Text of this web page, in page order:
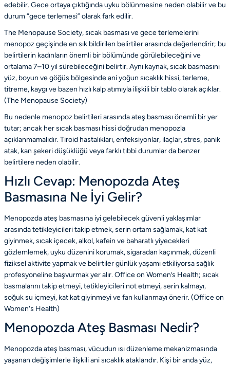
edebilir. Gece ortaya çıktığında uyku bölünmesine neden olabilir ve bu
durum “gece terlemesi” olarak fark edilir.
The Menopause Society, sıcak basması ve gece terlemelerini
menopoz geçişinde en sık bildirilen belirtiler arasında değerlendirir; bu
belirtilerin kadınların önemli bir bölümünde görülebileceğini ve
ortalama 7–10 yıl sürebileceğini belirtir. Aynı kaynak, sıcak basmasını
yüz, boyun ve göğüs bölgesinde ani yoğun sıcaklık hissi, terleme,
titreme, kaygı ve bazen hızlı kalp atımıyla ilişkili bir tablo olarak açıklar.
(The Menopause Society)
Bu nedenle menopoz belirtileriarasında ateş basması önemli bir yer
tutar; ancak her sıcak basması hissi doğrudan menopozla
açıklanmamalıdır. Tiroid hastalıkları, enfeksiyonlar, ilaçlar, stres, panik
atak, kan şekeri düşüklüğü veya farklı tıbbi durumlar da benzer
belirtilere neden olabilir.
Hızlı Cevap: Menopozda Ateş
Basmasına Ne İyi Gelir?
Menopozda ateş basmasına iyi gelebilecek güvenli yaklaşımlar
arasında tetikleyicileri takip etmek, serin ortam sağlamak, kat kat
giyinmek, sıcak içecek, alkol, kafein ve baharatlı yiyecekleri
gözlemlemek, uyku düzenini korumak, sigaradan kaçınmak, düzenli
fiziksel aktivite yapmak ve belirtiler günlük yaşamı etkiliyorsa sağlık
profesyoneline başvurmak yer alır. Office on Women’s Health; sıcak
basmalarını takip etmeyi, tetikleyicileri not etmeyi, serin kalmayı,
soğuk su içmeyi, kat kat giyinmeyi ve fan kullanmayı önerir. (Office on
Women's Health)
Menopozda Ateş Basması Nedir?
Menopozda ateş basması, vücudun ısı düzenleme mekanizmasında
yaşanan değişimlerle ilişkili ani sıcaklık ataklarıdır. Kişi bir anda yüz,